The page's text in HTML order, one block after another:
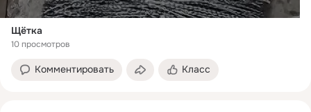
Щётка
10 просмотров
Комментировать Класс